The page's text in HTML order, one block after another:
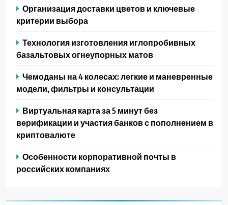
Организация доставки цветов и ключевые
критерии выбора
Технология изготовления иглопробивных
базальтовых огнеупорных матов
Чемоданы на 4 колесах: легкие и маневренные
модели, фильтры и консультации
Виртуальная карта за 5 минут без
верификации и участия банков с пополнением в
криптовалюте
Особенности корпоративной почты в
российских компаниях